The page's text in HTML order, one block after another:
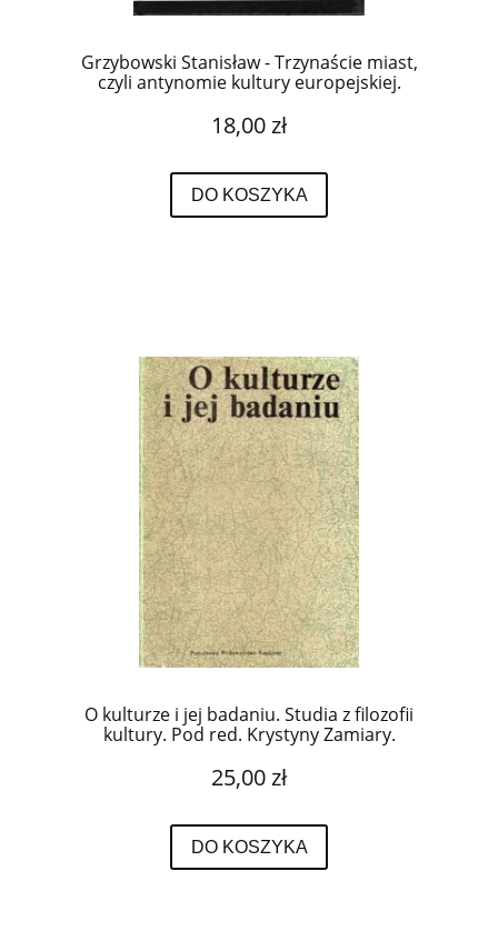
Grzybowski Stanisław - Trzynaście miast,
czyli antynomie kultury europejskiej.
18,00 zł
DO KOSZYKA
O kulturze i jej badaniu. Studia z filozofii
kultury. Pod red. Krystyny Zamiary.
25,00 zł
DO KOSZYKA